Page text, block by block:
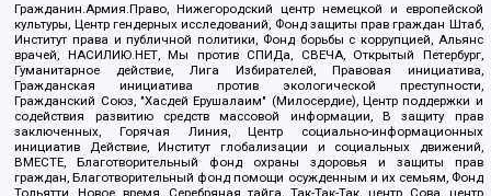
Гражданин.Армия.Право, Нижегородский центр немецкой и европейской
культуры, Центр гендерных исследований, Фонд защиты прав граждан Штаб,
Институт права и публичной политики, Фонд борьбы с коррупцией, Альянс
врачей, НАСИЛИЮ.НЕТ, Мы против СПИДа, СВЕЧА, Открытый Петербург,
Гуманитарное действие, Лига Избирателей, Правовая инициатива,
Гражданская инициатива против экологической преступности,
Гражданский Союз, "Хасдей Ерушалаим" (Милосердие), Центр поддержки и
содействия развитию средств массовой информации, В защиту прав
заключенных, Горячая Линия, Центр социально-информационных
инициатив Действие, Институт глобализации и социальных движений,
ВМЕСТЕ, Благотворительный фонд охраны здоровья и защиты прав
граждан, Благотворительный фонд помощи осужденным и их семьям, Фонд